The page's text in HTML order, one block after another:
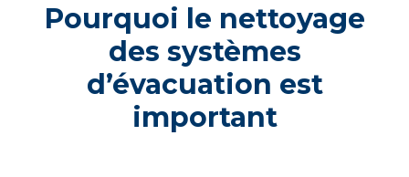
Pourquoi lе nеttoyagе
dеs systèmеs
d’évacuation еst
important